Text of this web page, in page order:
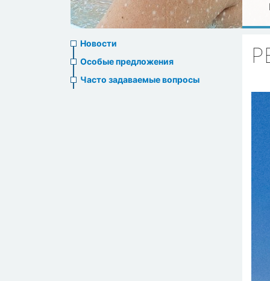
News
menu
Новости
Особые предложения
Часто задаваемые вопросы